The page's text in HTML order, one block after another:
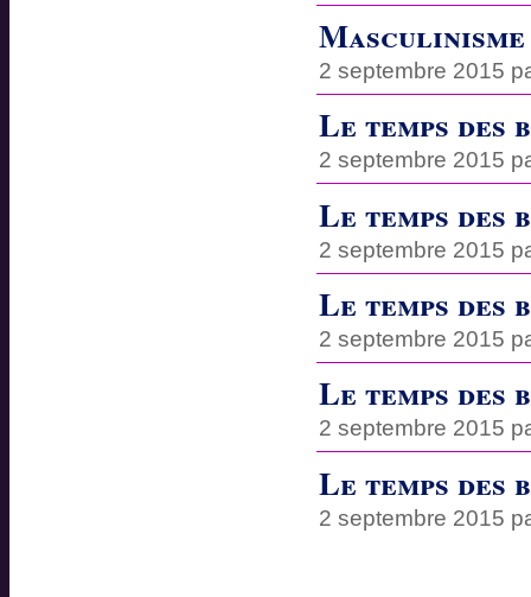
2 septembre 2015
Le temps des
2 septembre 2015
Le temps des
2 septembre 2015
Le temps des
2 septembre 2015
Le temps des
2 septembre 2015
Le temps des
2 septembre 2015